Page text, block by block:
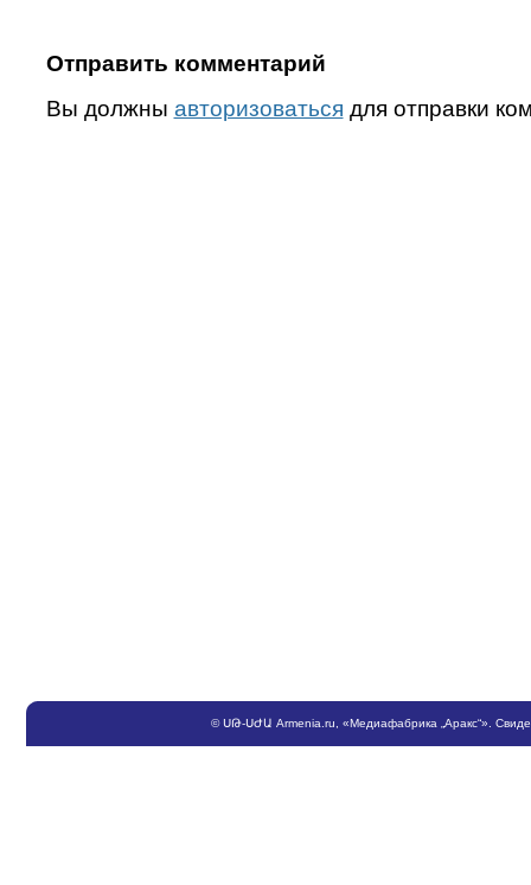
Отправить комментарий
Вы должны авторизоваться для отправки
©ՍԹ-ՍԺԱ Armenia.ru , «Медиафабрика „Аракс“».